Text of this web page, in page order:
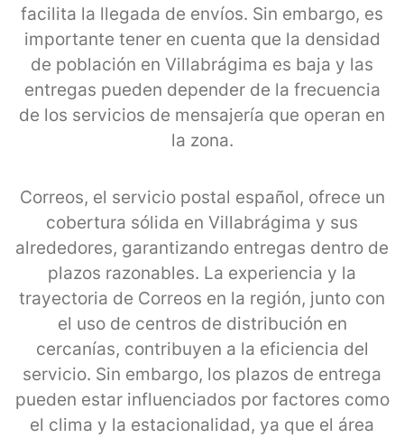
facilita la llegada de envíos. Sin embargo, es
importante tener en cuenta que la densidad
de población en Villabrágima es baja y las
entregas pueden depender de la frecuencia
de los servicios de mensajería que operan en
la zona.
Correos, el servicio postal español, ofrece un
cobertura sólida en Villabrágima y sus
alrededores, garantizando entregas dentro de
plazos razonables. La experiencia y la
trayectoria de Correos en la región, junto con
el uso de centros de distribución en
cercanías, contribuyen a la eficiencia del
servicio. Sin embargo, los plazos de entrega
pueden estar influenciados por factores como
el clima y la estacionalidad, ya que el área